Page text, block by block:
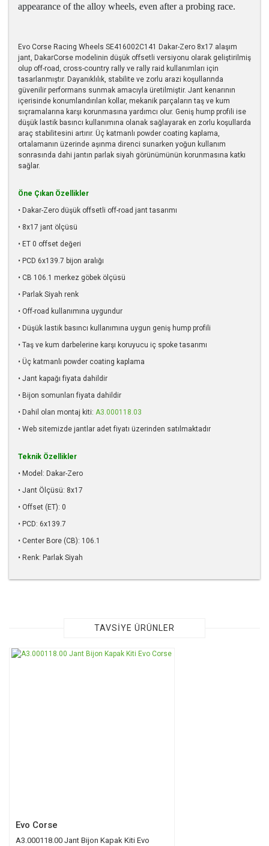
appearance of the alloy wheels, even after a probing race.
Evo Corse Racing Wheels SE416002C141 Dakar-Zero 8x17 alaşım
jant, DakarCorse modelinin düşük offsetli versiyonu olarak geliştirilmiş
olup off-road, cross-country rally ve rally raid kullanımları için
tasarlanmıştır. Dayanıklılık, stabilite ve zorlu arazi koşullarında
güvenilir performans sunmak amacıyla üretilmiştir. Jant kenarının
içerisinde konumlandırılan kollar, mekanik parçaların taş ve kum
sıçramalarına karşı korunmasına yardımcı olur. Geniş hump profili ise
düşük lastik basıncı kullanımına olanak sağlayarak en zorlu koşullarda
araç stabilitesini artırır. Üç katmanlı powder coating kaplama,
ortalamanın üzerinde aşınma direnci sunarken yoğun kullanım
sonrasında dahi jantın parlak siyah görünümünün korunmasına katkı
sağlar.
Öne Çıkan Özellikler
• Dakar-Zero düşük offsetli off-road jant tasarımı
• 8x17 jant ölçüsü
• ET 0 offset değeri
• PCD 6x139.7 bijon aralığı
• CB 106.1 merkez göbek ölçüsü
• Parlak Siyah renk
• Off-road kullanımına uygundur
• Düşük lastik basıncı kullanımına uygun geniş hump profili
• Taş ve kum darbelerine karşı koruyucu iç spoke tasarımı
• Üç katmanlı powder coating kaplama
• Jant kapağı fiyata dahildir
• Bijon somunları fiyata dahildir
• Dahil olan montaj kiti: A3.000118.03
• Web sitemizde jantlar adet fiyatı üzerinden satılmaktadır
Teknik Özellikler
• Model: Dakar-Zero
• Jant Ölçüsü: 8x17
• Offset (ET): 0
• PCD: 6x139.7
• Center Bore (CB): 106.1
• Renk: Parlak Siyah
Görüş ve önerileriniz için teşekkür ederiz.
Ürün resmi kalitesiz, bozuk veya görüntülenemiyor.
TAVSİYE ÜRÜNLER
Evo Corse
A3.000118.00 Jant Bijon Kapak Kiti Evo